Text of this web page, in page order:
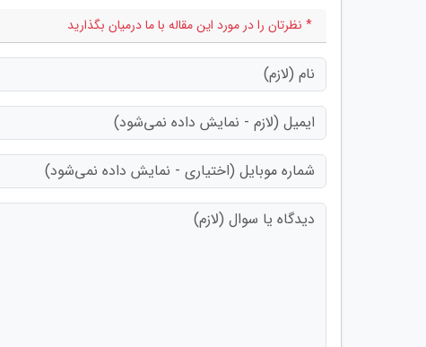
* نظرتان را در مورد این مقاله با ما درمیان بگذارید